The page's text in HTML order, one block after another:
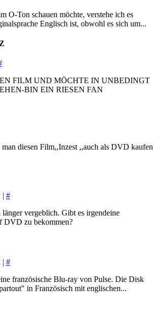
O-Ton schauen möchte, verstehe ich es
Englisch ist, obwohl es sich um...
FILM UND MÖCHTE IN UNBEDINGT
BIN EIN RIESEN FAN
diesen Film,,Inzest ,,auch als DVD kaufen
| #
länger vergeblich. Gibt es irgendeine
DVD zu bekommen?
| #
französische Blu-ray von Pulse. Die Disk
in Französisch mit englischen...